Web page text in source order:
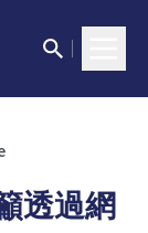
透過網